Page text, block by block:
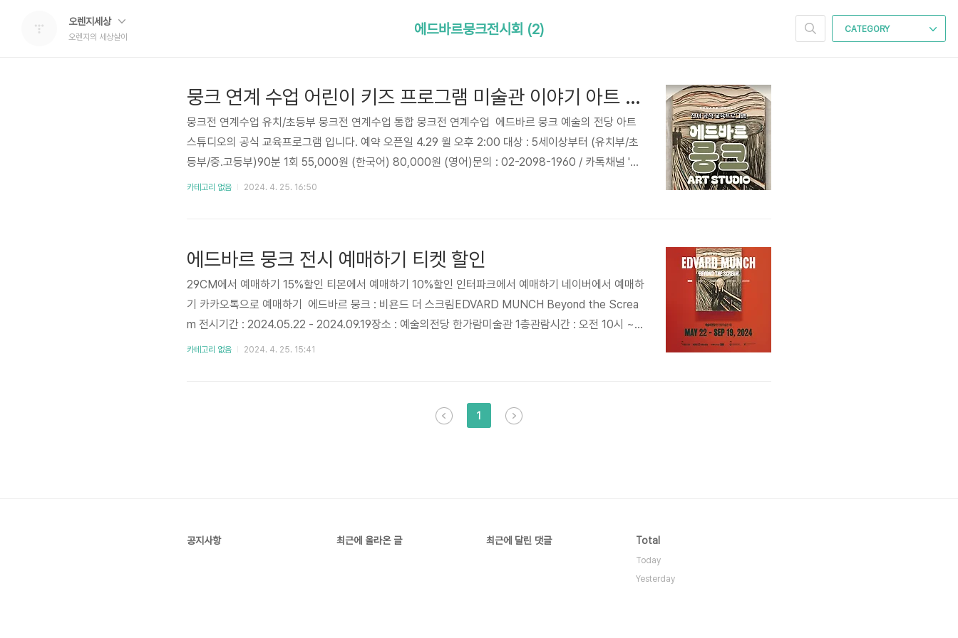
오렌지세상
오렌지의 세상살이
CATEGORY
에드바르뭉크전시회 (2)
뭉크 연계 수업 어린이 키즈 프로그램 미술관 이야기 아트 스튜디오
뭉크전 연계수업 유치/초등부 뭉크전 연계수업 통합 뭉크전 연계수업 에드바르 뭉크 예술의 전당 아트
스튜디오의 공식 교육프로그램 입니다. 예약 오픈일 4.29 월 오후 2:00 대상 : 5세이상부터 (유치부/초
등부/중.고등부)90분 1회 55,000원 (한국어) 80,000원 (영어)문의 : 02-2098-1960 / 카톡채널 '미
술관이야기' 소수정예 : 수업 기준 4명 최대 5명워크북 제공, 헤드셋 포함대기줄 없이 입장미술관 내 아
카테고리 없음 2024. 4. 25. 16:50
에드바르 뭉크 전시 예매하기 티켓 할인
29CM에서 예매하기 15%할인 티몬에서 예매하기 10%할인 인터파크에서 예매하기 네이버에서 예매하
기 카카오톡으로 예매하기 에드바르 뭉크 : 비욘드 더 스크림EDVARD MUNCH Beyond the Screa
m 전시기간 : 2024.05.22 - 2024.09.19장소 : 예술의전당 한가람미술관 1층관람시간 : 오전 10시 ~
오후7시입장마감 : 오후 6시 10분매주 월요일 휴관관람연령 : 전체관람가가격 : 성인 20,000 원 / 청소
카테고리 없음 2024. 4. 25. 15:41
1
공지사항 최근에 올라온 글 최근에 달린 댓글 Total
Today
Yesterday